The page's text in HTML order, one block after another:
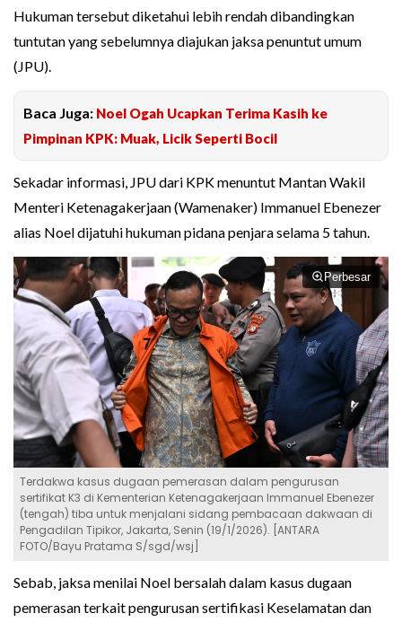
Hukuman tersebut diketahui lebih rendah dibandingkan
tuntutan yang sebelumnya diajukan jaksa penuntut umum
(JPU).
Baca Juga: Noel Ogah Ucapkan Terima Kasih ke
Pimpinan KPK: Muak, Licik Seperti Bocil
Sekadar informasi, JPU dari KPK menuntut Mantan Wakil
Menteri Ketenagakerjaan (Wamenaker) Immanuel Ebenezer
alias Noel dijatuhi hukuman pidana penjara selama 5 tahun.
Perbesar
Terdakwa kasus dugaan pemerasan dalam pengurusan
sertifikat K3 di Kementerian Ketenagakerjaan Immanuel Ebenezer
(tengah) tiba untuk menjalani sidang pembacaan dakwaan di
Pengadilan Tipikor, Jakarta, Senin (19/1/2026). [ANTARA
FOTO/Bayu Pratama S/sgd/wsj]
Sebab, jaksa menilai Noel bersalah dalam kasus dugaan
pemerasan terkait pengurusan sertifikasi Keselamatan dan